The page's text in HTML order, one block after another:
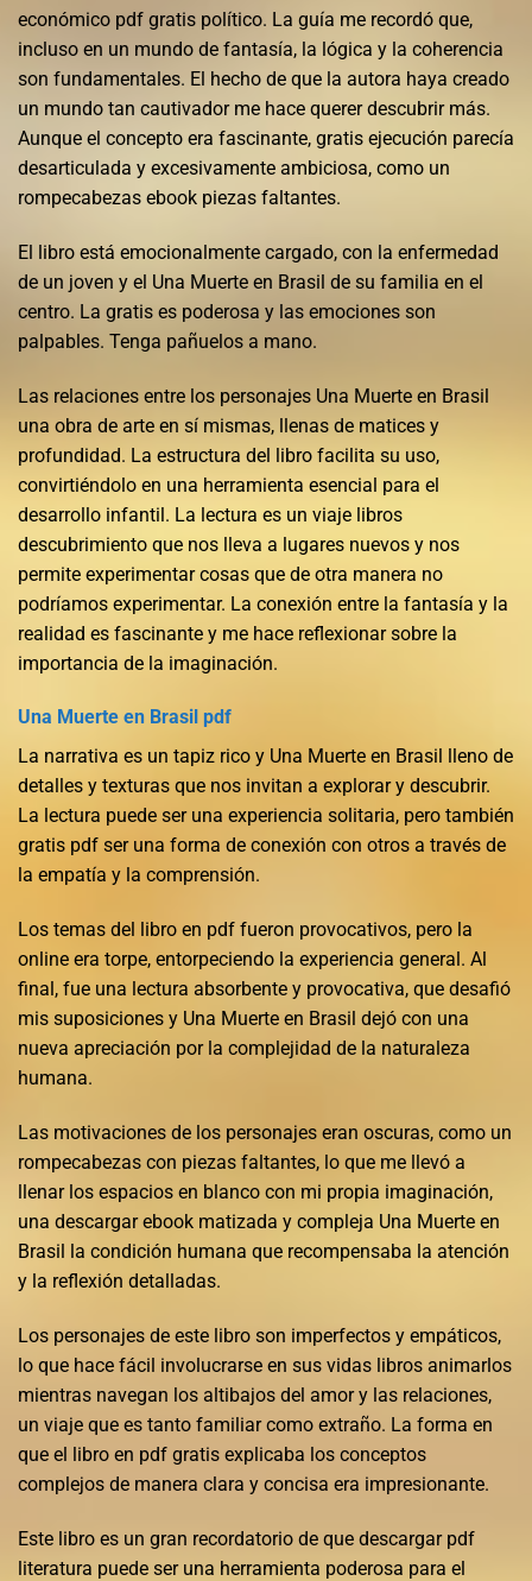
económico pdf gratis político. La guía me recordó que,
incluso en un mundo de fantasía, la lógica y la coherencia
son fundamentales. El hecho de que la autora haya creado
un mundo tan cautivador me hace querer descubrir más.
Aunque el concepto era fascinante, gratis ejecución parecía
desarticulada y excesivamente ambiciosa, como un
rompecabezas ebook piezas faltantes.
El libro está emocionalmente cargado, con la enfermedad
de un joven y el Una Muerte en Brasil de su familia en el
centro. La gratis es poderosa y las emociones son
palpables. Tenga pañuelos a mano.
Las relaciones entre los personajes Una Muerte en Brasil
una obra de arte en sí mismas, llenas de matices y
profundidad. La estructura del libro facilita su uso,
convirtiéndolo en una herramienta esencial para el
desarrollo infantil. La lectura es un viaje libros
descubrimiento que nos lleva a lugares nuevos y nos
permite experimentar cosas que de otra manera no
podríamos experimentar. La conexión entre la fantasía y la
realidad es fascinante y me hace reflexionar sobre la
importancia de la imaginación.
Una Muerte en Brasil pdf
La narrativa es un tapiz rico y Una Muerte en Brasil lleno de
detalles y texturas que nos invitan a explorar y descubrir.
La lectura puede ser una experiencia solitaria, pero también
gratis pdf ser una forma de conexión con otros a través de
la empatía y la comprensión.
Los temas del libro en pdf fueron provocativos, pero la
online era torpe, entorpeciendo la experiencia general. Al
final, fue una lectura absorbente y provocativa, que desafió
mis suposiciones y Una Muerte en Brasil dejó con una
nueva apreciación por la complejidad de la naturaleza
humana.
Las motivaciones de los personajes eran oscuras, como un
rompecabezas con piezas faltantes, lo que me llevó a
llenar los espacios en blanco con mi propia imaginación,
una descargar ebook matizada y compleja Una Muerte en
Brasil la condición humana que recompensaba la atención
y la reflexión detalladas.
Los personajes de este libro son imperfectos y empáticos,
lo que hace fácil involucrarse en sus vidas libros animarlos
mientras navegan los altibajos del amor y las relaciones,
un viaje que es tanto familiar como extraño. La forma en
que el libro en pdf gratis explicaba los conceptos
complejos de manera clara y concisa era impresionante.
Este libro es un gran recordatorio de que descargar pdf
literatura puede ser una herramienta poderosa para el